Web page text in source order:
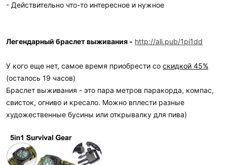
- Действительно что-то интересное и нужное
Легендарный браслет выживания - http://ali.pub/1pi1dd
У кого еще нет, самое время приобрести со скидкой 45%
(осталось 19 часов)
Браслет выживания - это пара метров паракорда, компас,
свисток, огниво и кресало. Можно вплести разные
художественные бусины или открывалку для пива)